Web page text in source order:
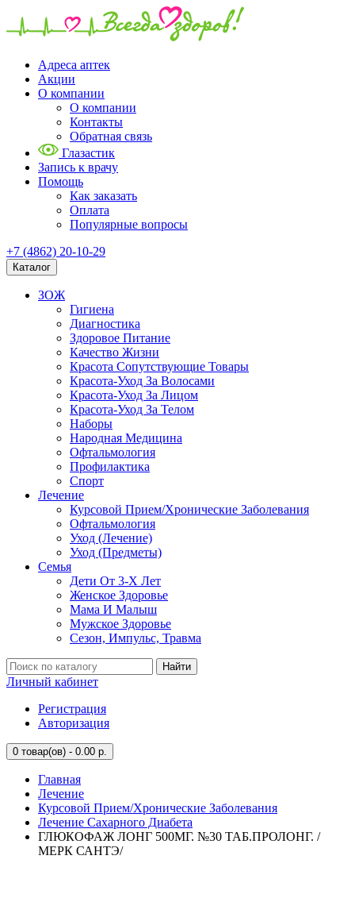
Адреса аптек
Акции
О компании
О компании
Контакты
Обратная связь
Глазастик
Запись к врачу
Помощь
Как заказать
Оплата
Популярные вопросы
+7 (4862) 20-10-29
Каталог
ЗОЖ
Гигиена
Диагностика
Здоровое Питание
Качество Жизни
Красота Сопутствующие Товары
Красота-Уход За Волосами
Красота-Уход За Лицом
Красота-Уход За Телом
Наборы
Народная Медицина
Офтальмология
Профилактика
Спорт
Лечение
Курсовой Прием/Хронические Заболевания
Офтальмология
Уход (Лечение)
Уход (Предметы)
Семья
Дети От 3-Х Лет
Женское Здоровье
Мама И Малыш
Мужское Здоровье
Сезон, Импульс, Травма
Найти
Личный кабинет
Регистрация
Авторизация
0 товар(ов) - 0.00 р.
Главная
Лечение
Курсовой Прием/Хронические Заболевания
Лечение Сахарного Диабета
ГЛЮКОФАЖ ЛОНГ 500МГ. №30 ТАБ.ПРОЛОНГ. /
МЕРК САНТЭ/